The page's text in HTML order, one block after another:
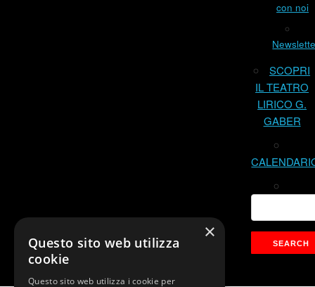
con noi
SCOPRI
IL TEATRO
LIRICO G.
GABER
×
Questo sito web utilizza
cookie
Questo sito web utilizza i cookie per